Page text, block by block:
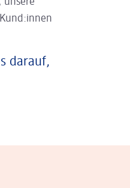
darauf,